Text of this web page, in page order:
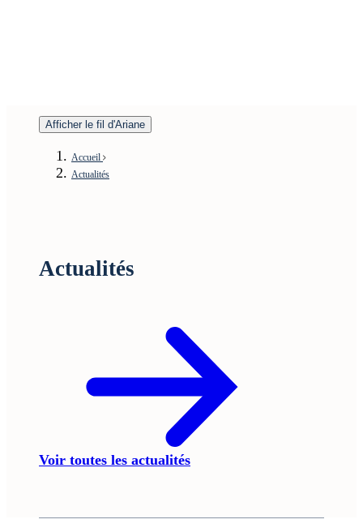
Afficher le fil d'Ariane
Accueil
Actualités
Actualités
Voir toutes les actualités